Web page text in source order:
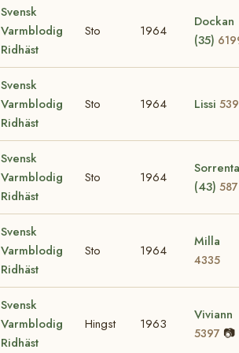
Svensk
Varmblodig
Ridhäst
Sto 1964
Dockan
(35)
Svensk
Varmblodig
Ridhäst
Sto 1964 Lissi
Svensk
Varmblodig
Ridhäst
Sto 1964
Sorrenta
(43)
Svensk
Varmblodig
Ridhäst
Sto 1964
Milla
4335
Svensk
Varmblodig
Ridhäst
Hingst 1963
Viviann
5397 📷